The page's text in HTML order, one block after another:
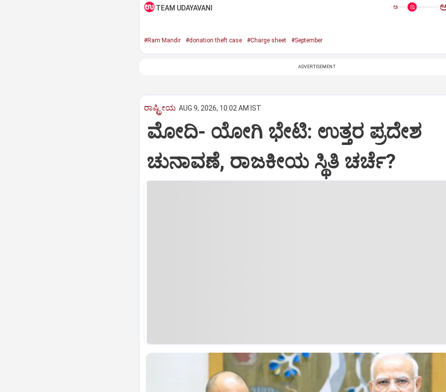
TEAM UDAYAVANI ಅ
#Ram Mandir #donation theft case #Charge sheet #September
ADVERTISEMENT
ರಾಷ್ಟ್ರೀಯ AUG 9, 2026, 10:02 AM IST
ಮೋದಿ- ಯೋಗಿ ಭೇಟಿ: ಉತ್ತರ ಪ್ರದೇಶ
ಚುನಾವಣೆ, ರಾಜಕೀಯ ಸ್ಥಿತಿ ಚರ್ಚೆ?